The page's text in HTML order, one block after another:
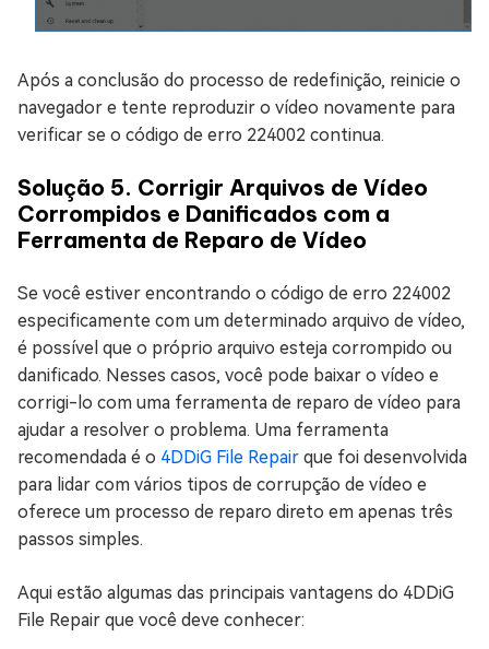
Após a conclusão do processo de redefinição, reinicie o
navegador e tente reproduzir o vídeo novamente para
verificar se o código de erro 224002 continua.
Solução 5. Corrigir Arquivos de Vídeo
Corrompidos e Danificados com a
Ferramenta de Reparo de Vídeo
Se você estiver encontrando o código de erro 224002
especificamente com um determinado arquivo de vídeo,
é possível que o próprio arquivo esteja corrompido ou
danificado. Nesses casos, você pode baixar o vídeo e
corrigi-lo com uma ferramenta de reparo de vídeo para
ajudar a resolver o problema. Uma ferramenta
recomendada é o 4DDiG File Repair que foi desenvolvida
para lidar com vários tipos de corrupção de vídeo e
oferece um processo de reparo direto em apenas três
passos simples.
Aqui estão algumas das principais vantagens do 4DDiG
File Repair que você deve conhecer: